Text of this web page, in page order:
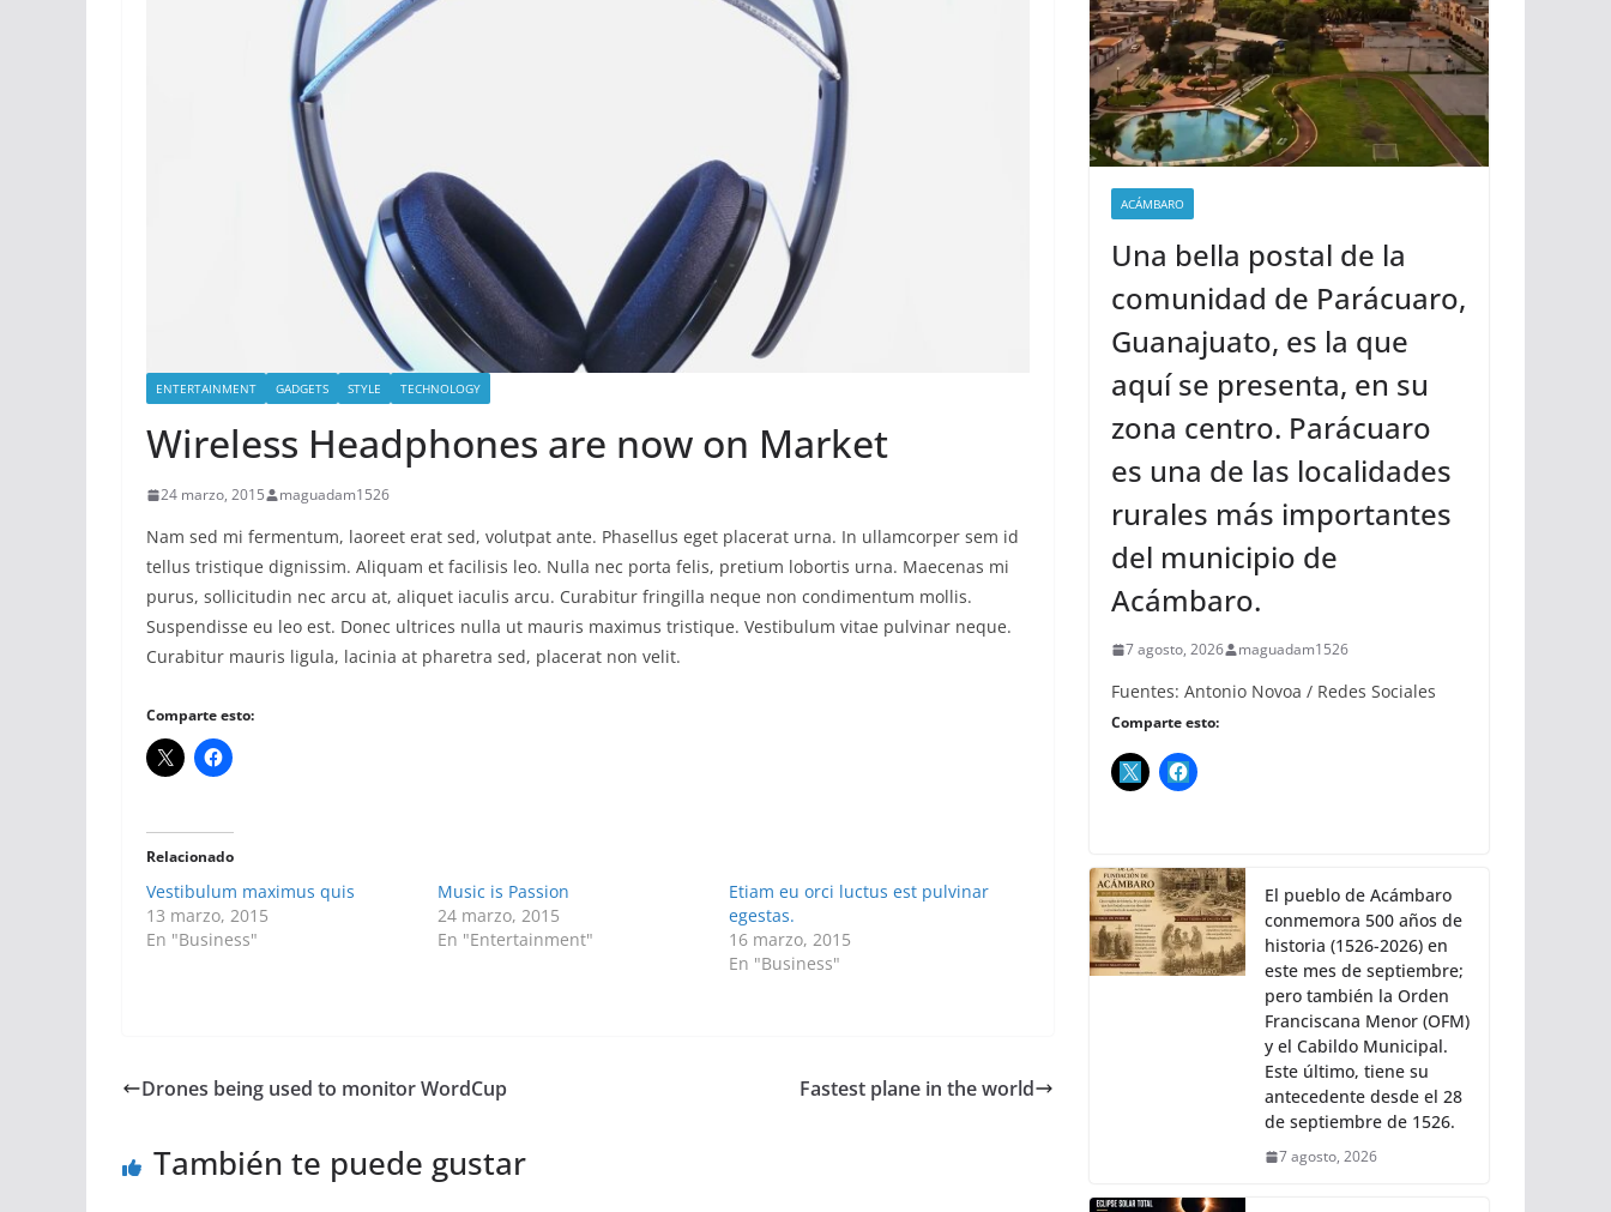
ENTERTAINMENT GADGETS STYLE TECHNOLOGY
Wireless Headphones are now on Market
24 marzo, 2015 maguadam1526
Nam sed mi fermentum, laoreet erat sed, volutpat ante. Phasellus eget placerat urna. In ullamcorper sem id
tellus tristique dignissim. Aliquam et facilisis leo. Nulla nec porta felis, pretium lobortis urna. Maecenas mi
purus, sollicitudin nec arcu at, aliquet iaculis arcu. Curabitur fringilla neque non condimentum mollis.
Suspendisse eu leo est. Donec ultrices nulla ut mauris maximus tristique. Vestibulum vitae pulvinar neque.
Curabitur mauris ligula, lacinia at pharetra sed, placerat non velit.
Comparte esto:
Relacionado
Vestibulum maximus quis
13 marzo, 2015
En "Business"
Music is Passion
24 marzo, 2015
En "Entertainment"
Etiam eu orci luctus est pulvinar
egestas.
16 marzo, 2015
En "Business"
Drones being used to monitor WordCup Fastest plane in the world
También te puede gustar
ACÁMBARO
Una bella postal de la
comunidad de Parácuaro,
Guanajuato, es la que
aquí se presenta, en su
zona centro. Parácuaro
es una de las localidades
rurales más importantes
del municipio de
Acámbaro.
7 agosto, 2026 maguadam1526
Fuentes: Antonio Novoa / Redes Sociales
Comparte esto:
El pueblo de Acámbaro
conmemora 500 años de
historia (1526-2026) en
este mes de septiembre;
pero también la Orden
Franciscana Menor (OFM)
y el Cabildo Municipal.
Este último, tiene su
antecedente desde el 28
de septiembre de 1526.
7 agosto, 2026